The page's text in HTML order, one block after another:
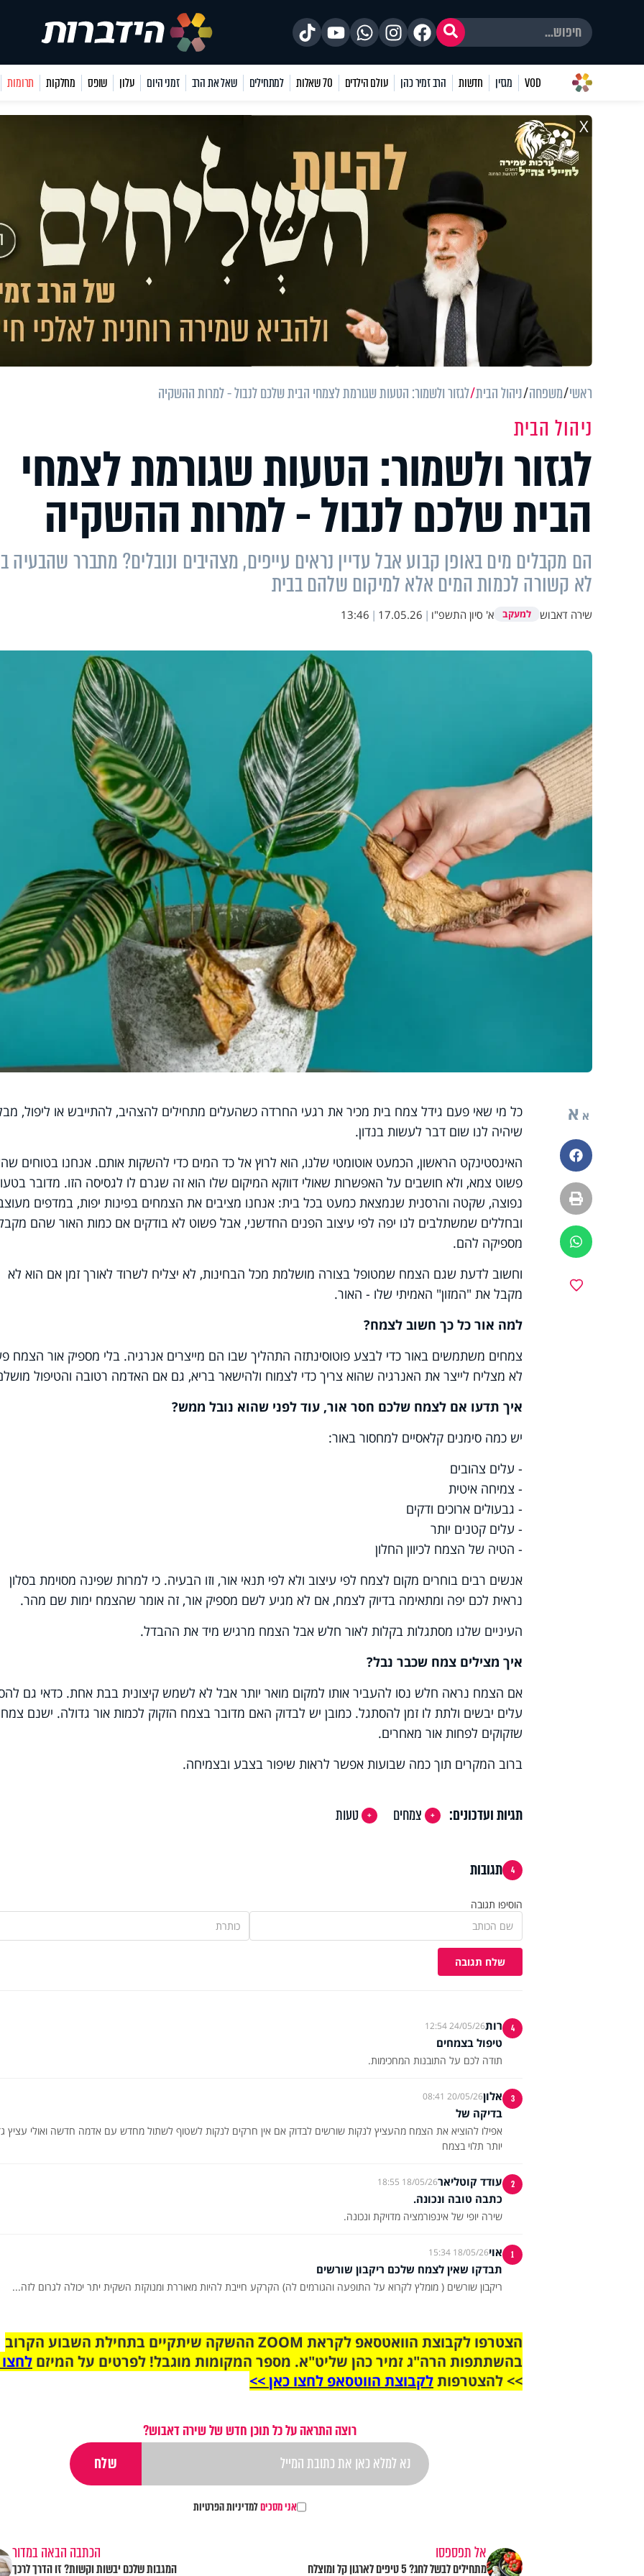
VOD מגזין חדשות הרב זמיר כהן עולם הילדים 70 שאלות למתחילים שאל את הרב זמני היום עלון שופס מחלקות תרומות
X
ראשי משפחה ניהול הבית לגזור ולשמור: הטעות שגורמת לצמחי הבית שלכם לנבול - למרות ההשקיה
ניהול הבית
לגזור ולשמור: הטעות שגורמת לצמחי
הבית שלכם לנבול - למרות ההשקיה
הם מקבלים מים באופן קבוע אבל עדיין נראים עייפים, מצהיבים ונובלים? מתברר שהבעיה
לא קשורה לכמות המים אלא למיקום שלהם בבית
שירה דאבוש למעקב א' סיון התשפ"ו |
17.05.26
|
13:46
א א
פייסבוק
הדפסה
ווטסאפ
כל מי שאי פעם גידל צמח בית מכיר את רגעי החרדה כשהעלים מתחילים להצהיב, להתייבש או ליפול,
שיהיה לנו שום דבר לעשות בנדון.
האינסטינקט הראשון, הכמעט אוטומטי שלנו, הוא לרוץ אל כד המים כדי להשקות אותם. אנחנו בטוחים
פשוט צמא, ולא חושבים על האפשרות שאולי דווקא המיקום שלו הוא זה שגרם לו לגסיסה הזו. מדובר
נפוצה, שקטה והרסנית שנמצאת כמעט בכל בית: אנחנו מציבים את הצמחים בפינות יפות, במדפים
ובחללים שמשתלבים לנו יפה לפי עיצוב הפנים החדשני, אבל פשוט לא בודקים אם כמות האור שהם
מספיקה להם.
וחשוב לדעת שגם הצמח שמטופל בצורה מושלמת מכל הבחינות, לא יצליח לשרוד לאורך זמן אם הוא לא
מקבל את "המזון" האמיתי שלו - האור.
למה אור כל כך חשוב לצמח?
צמחים משתמשים באור כדי לבצע פוטוסינתזה התהליך שבו הם מייצרים אנרגיה. בלי מספיק אור הצמח
לא מצליח לייצר את האנרגיה שהוא צריך כדי לצמוח ולהישאר בריא, גם אם האדמה רטובה והטיפול
איך תדעו אם לצמח שלכם חסר אור, עוד לפני שהוא נובל ממש?
יש כמה סימנים קלאסיים למחסור באור:
- עלים צהובים
- צמיחה איטית
- גבעולים ארוכים ודקים
- עלים קטנים יותר
- הטיה של הצמח לכיוון החלון
אנשים רבים בוחרים מקום לצמח לפי עיצוב ולא לפי תנאי אור, וזו הבעיה. כי למרות שפינה מסוימת בסלון
נראית לכם יפה ומתאימה בדיוק לצמח, אם לא מגיע לשם מספיק אור, זה אומר שהצמח ימות שם מהר.
העיניים שלנו מסתגלות בקלות לאור חלש אבל הצמח מרגיש מיד את ההבדל.
איך מצילים צמח שכבר נבל?
אם הצמח נראה חלש נסו להעביר אותו למקום מואר יותר אבל לא לשמש קיצונית בבת אחת. כדאי גם
עלים יבשים ולתת לו זמן להסתגל. כמובן יש לבדוק האם מדובר בצמח הזקוק לכמות אור גדולה. ישנם
שזקוקים לפחות אור מאחרים.
ברוב המקרים תוך כמה שבועות אפשר לראות שיפור בצבע ובצמיחה.
תגיות ועדכונים: צמחים טעות
4 תגובות
הוסיפו תגובה
שלח תגובה
4 רות24/05/26 12:54
טיפול בצמחים
תודה לכם על התובנות המחכימות.
3 אלון20/05/26 08:41
בדיקה של
אפילו להוציא את הצמח מהעציץ לנקות שורשים לבדוק אם אין חרקים לנקות לשטוף לשתול מחדש עם אדמה חדשה ואולי עציץ
יותר תלוי בצמח
2 עודד קוטליאר18/05/26 18:55
כתבה טובה ונכונה.
שירה יופי של אינפורמציה מדויקת ונכונה.
1 אוי18/05/26 15:34
תבדקו שאין לצמח שלכם ריקבון שורשים
ריקבון שורשים ( מומלץ לקרוא על התופעה והגורמים לה) הקרקע חייבת להיות מאוררת ומנוקזת השקית יתר יכולה לגרום לזה...
הצטרפו לקבוצת הוואטסאפ לקראת ZOOM ההשקה שיתקיים בתחילת השבוע הקרוב
בהשתתפות הרה"ג זמיר כהן שליט"א. מספר המקומות מוגבל! לפרטים על המיזם
>> להצטרפותלקבוצת הווטסאפ לחצו כאן >>
רוצה התראה על כל תוכן חדש של שירה דאבוש?
אני מסכיםלמדיניות הפרטיות
אל תפספסו
מתחילים לבשל לחג? 5 טיפים לארגון קל ומוצלח
הכתבה הבאה במדור
המגבות שלכם יבשות וקשות? זו הדרך לרכך